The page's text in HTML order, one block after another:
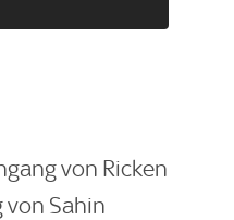
von Ricken
von Sahin